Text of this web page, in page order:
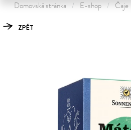
Domovská stránka E-shop Čaje
ZPĚT